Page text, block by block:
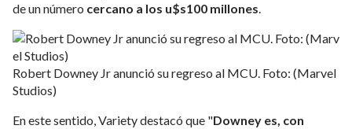
de un número cercano a los u$s100 millones.
Robert Downey Jr anunció su regreso al MCU. Foto: (Marvel
Studios)
En este sentido, Variety destacó que "Downey es, con